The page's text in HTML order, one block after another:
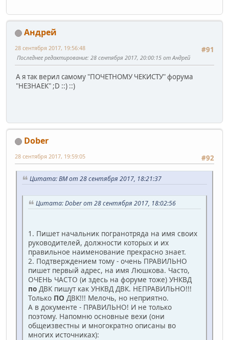
Андрей
#91
28 сентября 2017, 19:56:48
Последнее редактирование: 28 сентября 2017, 20:00:15 от Андрей
А я так верил самому "ПОЧЕТНОМУ ЧЕКИСТУ" форума
"НЕЗНАЕК" ;D ::) ::)
Dober
#92
28 сентября 2017, 19:59:05
Цитата: BM от 28 сентября 2017, 18:21:37
Цитата: Dober от 28 сентября 2017, 18:02:56
1. Пишет начальник погранотряда на имя своих
руководителей, должности которых и их
правильное наименование прекрасно знает.
2. Подтверждением тому - очень ПРАВИЛЬНО
пишет первый адрес, на имя Люшкова. Часто,
ОЧЕНЬ ЧАСТО (и здесь на форуме тоже) УНКВД
по ДВК пишут как УНКВД ДВК. НЕПРАВИЛЬНО!!!
Только ПО ДВК!!! Мелочь, но неприятно.
А в документе - ПРАВИЛЬНО! И не только
поэтому. Напомню основные вехи (они
общеизвестны и многократно описаны во
многих источниках):